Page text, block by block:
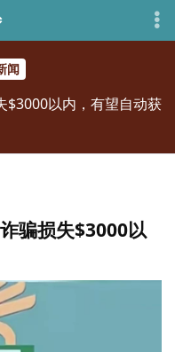
闻
$3000以内，有望自动获
骗损失$3000以